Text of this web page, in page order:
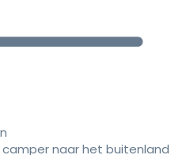
naar het buitenland